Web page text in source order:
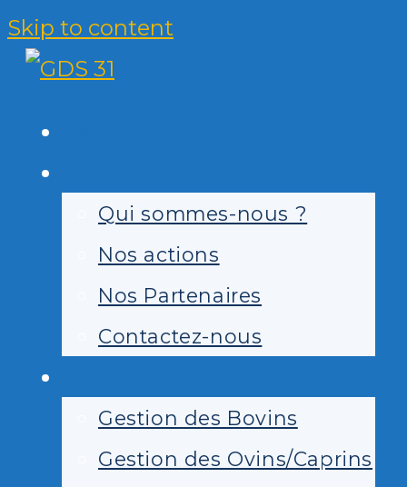
Skip to content
Qui sommes-nous ?
Nos actions
Nos Partenaires
Contactez-nous
Gestion des Bovins
Gestion des Ovins/Caprins